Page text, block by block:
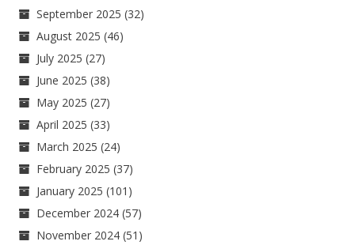
September 2025 (32)
August 2025 (46)
July 2025 (27)
June 2025 (38)
May 2025 (27)
April 2025 (33)
March 2025 (24)
February 2025 (37)
January 2025 (101)
December 2024 (57)
November 2024 (51)